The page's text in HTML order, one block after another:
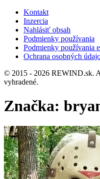
Kontakt
Inzercia
Nahlásiť obsah
Podmienky používania
Podmienky používania
Ochrana osobných
© 2015 - 2026 REWIND.sk.
vyhradené.
Značka: